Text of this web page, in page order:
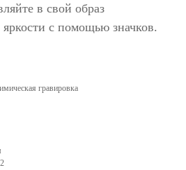
в свой образ
с помощью значков.
гравировка